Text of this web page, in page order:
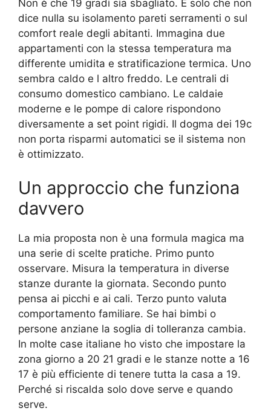
Non è che 19 gradi sia sbagliato. E solo che non
dice nulla su isolamento pareti serramenti o sul
comfort reale degli abitanti. Immagina due
appartamenti con la stessa temperatura ma
differente umidita e stratificazione termica. Uno
sembra caldo e l altro freddo. Le centrali di
consumo domestico cambiano. Le caldaie
moderne e le pompe di calore rispondono
diversamente a set point rigidi. Il dogma dei 19c
non porta risparmi automatici se il sistema non
è ottimizzato.
Un approccio che funziona
davvero
La mia proposta non è una formula magica ma
una serie di scelte pratiche. Primo punto
osservare. Misura la temperatura in diverse
stanze durante la giornata. Secondo punto
pensa ai picchi e ai cali. Terzo punto valuta
comportamento familiare. Se hai bimbi o
persone anziane la soglia di tolleranza cambia.
In molte case italiane ho visto che impostare la
zona giorno a 20 21 gradi e le stanze notte a 16
17 è più efficiente di tenere tutta la casa a 19.
Perché si riscalda solo dove serve e quando
serve.